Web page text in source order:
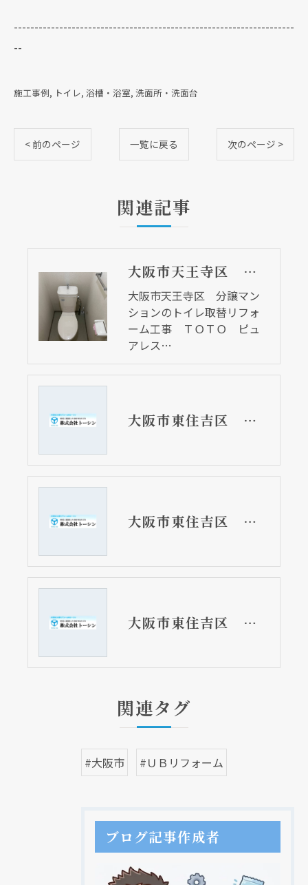
--------------------------------------------------------------------
--
施工事例 トイレ 浴槽・浴室 洗面所・洗面台
< 前のページ 一覧に戻る 次のページ >
関連記事
大阪市天王寺区 分譲マンションのトイレ取替リフォーム工事 ＴＯＴＯ ピュアレストＭＲ
大阪市天王寺区 分譲マン
ションのトイレ取替リフォ
ーム工事 ＴＯＴＯ ピュ
アレス…
大阪市東住吉区 分譲マンションのキッチンリフォーム工事 TOTO CRASSO
大阪市東住吉区 分譲マンションの洗面台取替リフォーム工事 TOTO
大阪市東住吉区 分譲マンションのトイレ取替リフォーム工事 ピュアレストMR
関連タグ
#大阪市 #ＵＢリフォーム
ブログ記事作成者